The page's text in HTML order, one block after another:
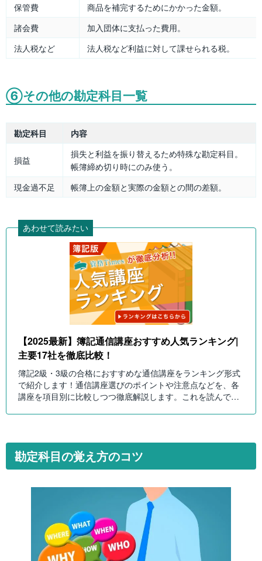
保管費
商品を補完するためにかかった金額。
諸会費
加入団体に支払った費用。
法人税など
法人税など利益に対して課せられる税。
⑥その他の勘定科目一覧
勘定科目 内容
損益
損失と利益を振り替えるため特殊な勘定科目。
帳簿締め切り時にのみ使う。
現金過不足
帳簿上の金額と実際の金額との間の差額。
あわせて読みたい
【2025最新】簿記通信講座おすすめ人気ランキング|
主要17社を徹底比較！
簿記2級・3級の合格におすすめな通信講座をランキング形式
で紹介します！通信講座選びのポイントや注意点などを、各
講座を項目別に比較しつつ徹底解説します。これを読んで自
勘定科目の覚え方のコツ